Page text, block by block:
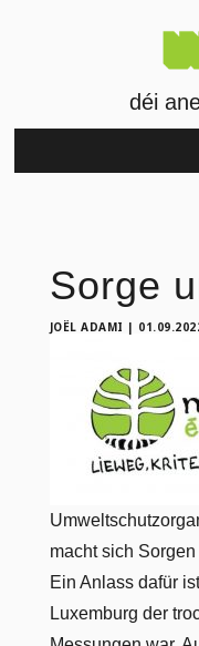
déi
Sorge
JOËL ADAMI |
macht sich
Ein Anlass dafür
Luxemburg der